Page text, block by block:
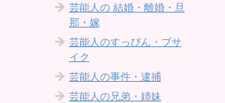
芸能人の 結婚・離婚・旦
那・嫁
芸能人のすっぴん・ブサ
イク
芸能人の事件・逮捕
芸能人の兄弟・姉妹